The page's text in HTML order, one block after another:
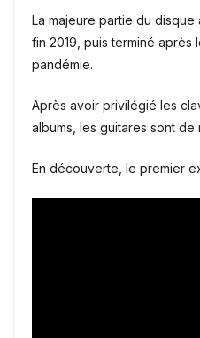
La majeure partie du
fin 2019, puis terminé après
pandémie.
Après avoir privilégié les
albums, les guitares sont
En découverte, le premier